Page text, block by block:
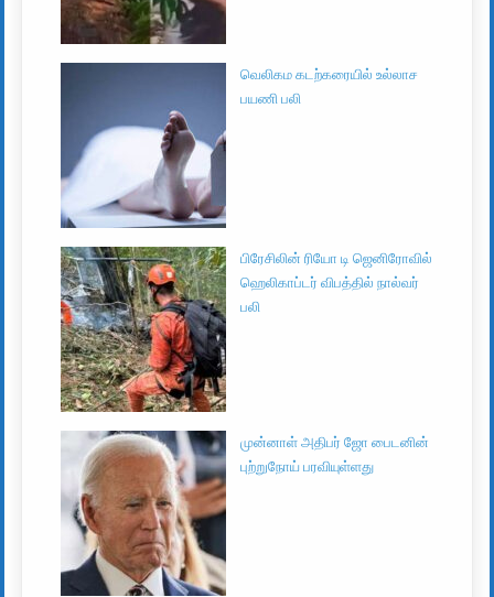
வெலிகம கடற்கரையில் உல்லாச
பயணி பலி
பிரேசிலின் ரியோ டி ஜெனிரோவில்
ஹெலிகாப்டர் விபத்தில் நால்வர்
பலி
முன்னாள் அதிபர் ஜோ பைடனின்
புற்றுநோய் பரவியுள்ளது